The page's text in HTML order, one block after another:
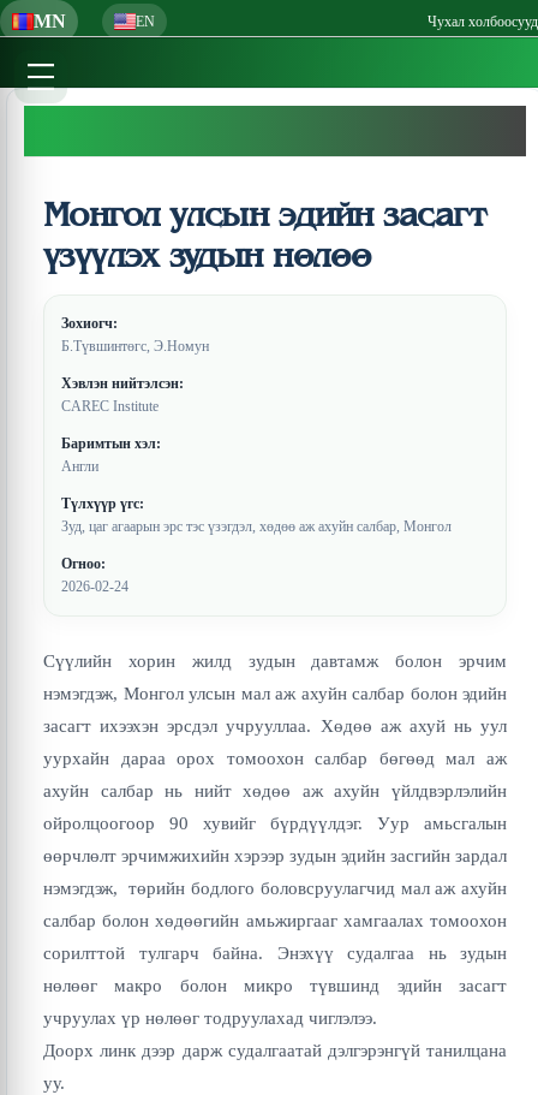
MN EN Чухал холбоосууд
Монгол улсын эдийн засагт
үзүүлэх зудын нөлөө
Зохиогч:
Б.Түвшинтөгс, Э.Номун
Хэвлэн нийтэлсэн:
CAREC Institute
Баримтын хэл:
Англи
Түлхүүр үгс:
Зуд, цаг агаарын эрс тэс үзэгдэл, хөдөө аж ахуйн салбар, Монгол
Огноо:
2026-02-24
Сүүлийн хорин жилд зудын давтамж болон эрчим
нэмэгдэж, Монгол улсын мал аж ахуйн салбар болон эдийн
засагт ихээхэн эрсдэл учрууллаа. Хөдөө аж ахуй нь уул
уурхайн дараа орох томоохон салбар бөгөөд мал аж
ахуйн салбар нь нийт хөдөө аж ахуйн үйлдвэрлэлийн
ойролцоогоор 90 хувийг бүрдүүлдэг. Уур амьсгалын
өөрчлөлт эрчимжихийн хэрээр зудын эдийн засгийн зардал
нэмэгдэж, төрийн бодлого боловсруулагчид мал аж ахуйн
салбар болон хөдөөгийн амьжиргааг хамгаалах томоохон
сорилттой тулгарч байна. Энэхүү судалгаа нь зудын
нөлөөг макро болон микро түвшинд эдийн засагт
учруулах үр нөлөөг тодруулахад чиглэлээ.
Доорх линк дээр дарж судалгаатай дэлгэрэнгүй танилцана
уу.